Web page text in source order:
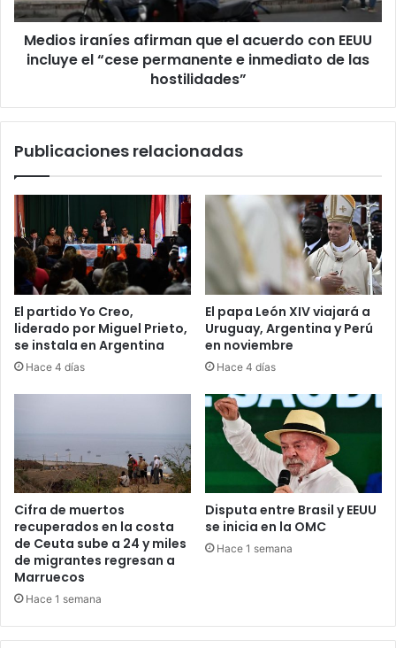
Medios iraníes afirman que el acuerdo con EEUU
incluye el “cese permanente e inmediato de las
hostilidades”
Publicaciones relacionadas
El partido Yo Creo,
liderado por Miguel Prieto,
se instala en Argentina
Hace 4 días
El papa León XIV viajará a
Uruguay, Argentina y Perú
en noviembre
Hace 4 días
Cifra de muertos
recuperados en la costa
de Ceuta sube a 24 y miles
de migrantes regresan a
Marruecos
Hace 1 semana
Disputa entre Brasil y EEUU
se inicia en la OMC
Hace 1 semana